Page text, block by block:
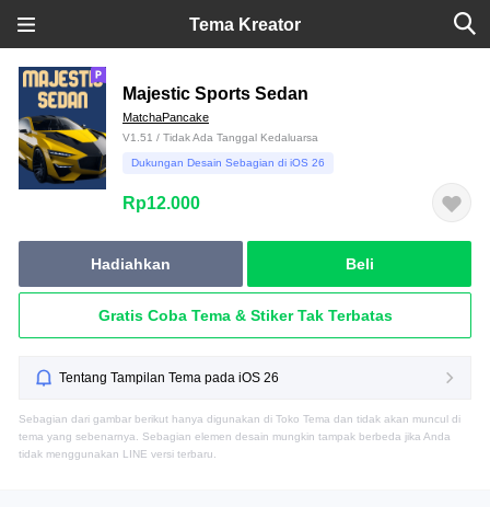
Tema Kreator
Majestic Sports Sedan
MatchaPancake
V1.51 / Tidak Ada Tanggal Kedaluarsa
Dukungan Desain Sebagian di iOS 26
Rp12.000
Hadiahkan Beli
Gratis Coba Tema & Stiker Tak Terbatas
Tentang Tampilan Tema pada iOS 26
Sebagian dari gambar berikut hanya digunakan di Toko Tema dan tidak akan muncul di
tema yang sebenarnya. Sebagian elemen desain mungkin tampak berbeda jika Anda
tidak menggunakan LINE versi terbaru.